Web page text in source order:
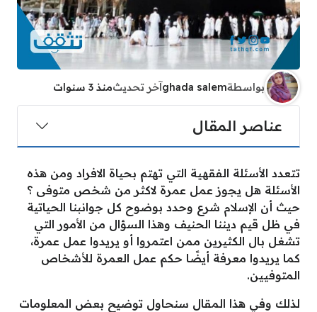
بواسطةghada salemآخر تحديثمنذ 3 سنوات
عناصر المقال
تتعدد الأسئلة الفقهية التي تهتم بحياة الافراد ومن هذه
الأسئلة هل يجوز عمل عمرة لاكثر من شخص متوفى ؟
حيث أن الإسلام شرع وحدد بوضوح كل جوانبنا الحياتية
في ظل قيم ديننا الحنيف وهذا السؤال من الأمور التي
تشغل بال الكثيرين ممن اعتمروا أو يريدوا عمل عمرة،
كما يريدوا معرفة أيضًا حكم عمل العمرة للأشخاص
المتوفيين.
لذلك وفي هذا المقال سنحاول توضيح بعض المعلومات